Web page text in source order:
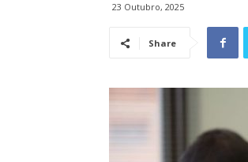
23 Outubro, 2025
Share